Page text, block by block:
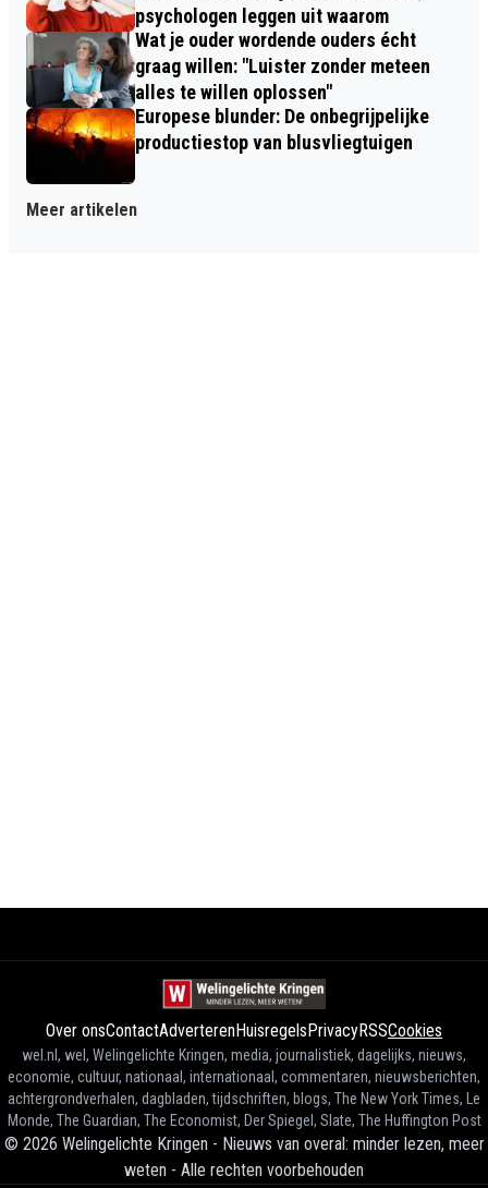
psychologen leggen uit waarom
Wat je ouder wordende ouders écht
graag willen: "Luister zonder meteen
alles te willen oplossen"
Europese blunder: De onbegrijpelijke
productiestop van blusvliegtuigen
Meer artikelen
Over onsContactAdverterenHuisregels PrivacyRSSCookies
wel.nl, wel, Welingelichte Kringen, media, journalistiek, dagelijks, nieuws,
economie, cultuur, nationaal, internationaal, commentaren, nieuwsberichten,
achtergrondverhalen, dagbladen, tijdschriften, blogs, The New York Times, Le
Monde, The Guardian, The Economist, Der Spiegel, Slate, The Huffington Post
© 2026 Welingelichte Kringen - Nieuws van overal: minder lezen, meer
weten - Alle rechten voorbehouden